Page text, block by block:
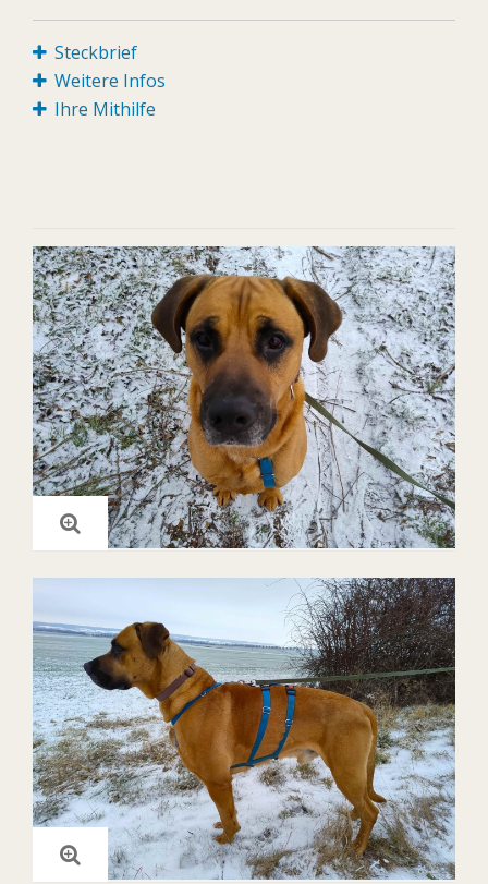
Steckbrief
Weitere Infos
Ihre Mithilfe